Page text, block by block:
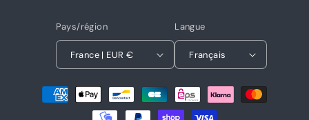
Pays/région
France | EUR €
Langue
Français
Moyens